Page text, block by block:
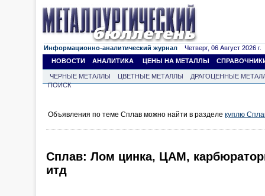
Информационно-аналитический журнал Четверг, 06 Август 2026 г.
НОВОСТИ
АНАЛИТИКА ЦЕНЫ НА МЕТАЛЛЫ
ЧЕРНЫЕ МЕТАЛЛЫ ЦВЕТНЫЕ МЕТАЛЛЫ
ДРАГОЦЕННЫЕ
ПОИСК
Объявления по теме Сплав можно найти в разделе куплю
Сплав: Лом цинка, ЦАМ,
итд